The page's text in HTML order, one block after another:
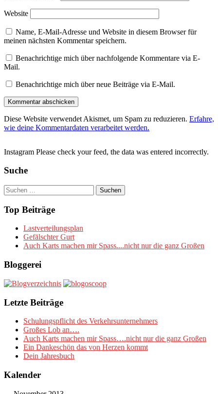
Website
Name, E-Mail-Adresse und Website in diesem Browser für
meinen nächsten Kommentar speichern.
Benachrichtige mich über nachfolgende Kommentare via E-
Mail.
Benachrichtige mich über neue Beiträge via E-Mail.
Diese Website verwendet Akismet, um Spam zu reduzieren. Erfahre,
wie deine Kommentardaten verarbeitet werden.
Instagram Please check your feed, the data was entered incorrectly.
Suche
Suchen
nach:
Top Beiträge
Lastverteilungsplan
Gefälschter Gurt
Auch Karts machen mir Spass....nicht nur die ganz Großen
Bloggerei
Letzte Beiträge
Schulungspflicht des Verkehrsunternehmers
Großes Lob an….
Auch Karts machen mir Spass….nicht nur die ganz Großen
Ein Dankeschön das von Herzen kommt
Dein Jahresbuch
Kalender